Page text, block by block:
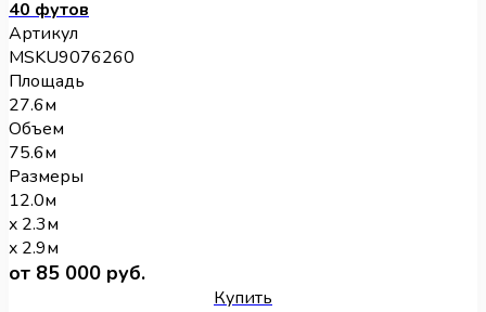
40 футов
Артикул
MSKU9076260
Площадь
27.6м
Объем
75.6м
Размеры
12.0м
x 2.3м
x 2.9м
от 85 000 руб.
Купить